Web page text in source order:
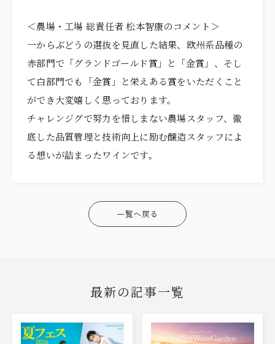
＜農場・工場 総責任者 松本智康のコメント＞
一からぶどうの選抜を見直した結果、欧州系品種の
赤部門で「グランドゴールド賞」と「金賞」、そし
て白部門でも「金賞」と栄えある賞をいただくこと
ができ大変嬉しく思っております。
チャレンジグで努力を惜しまない農場スタッフ、徹
底した品質管理と技術向上に励む醸造スタッフによ
る想いが詰まったワインです。
一覧へ戻る
最新の記事一覧